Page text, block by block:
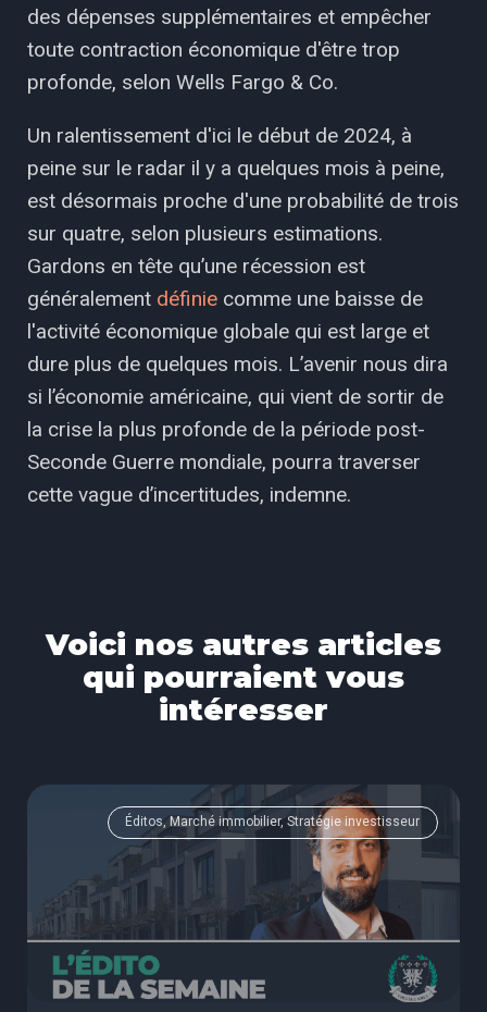
des dépenses supplémentaires et empêcher
toute contraction économique d'être trop
profonde, selon Wells Fargo & Co.
Un ralentissement d'ici le début de 2024, à
peine sur le radar il y a quelques mois à peine,
est désormais proche d'une probabilité de trois
sur quatre, selon plusieurs estimations.
Gardons en tête qu’une récession est
généralement définie comme une baisse de
l'activité économique globale qui est large et
dure plus de quelques mois. L’avenir nous dira
si l’économie américaine, qui vient de sortir de
la crise la plus profonde de la période post-
Seconde Guerre mondiale, pourra traverser
cette vague d’incertitudes, indemne.
Voici nos autres articles
qui pourraient vous
intéresser
Éditos, Marché immobilier, Stratégie investisseur